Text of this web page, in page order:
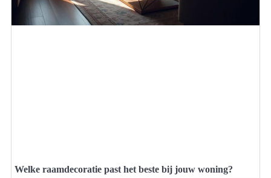
Welke raamdecoratie past het beste bij jouw woning?